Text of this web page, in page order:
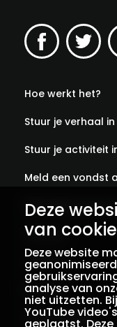
Deze
van
Deze website
analyse van
niet uitzetten.
YouTube
Hoe werkt het?
Stuur je verhaal in
Stuur je activiteit
Meld een vondst
Abonneer je op
Contact
Colofon
Privacy
Voorwaarden